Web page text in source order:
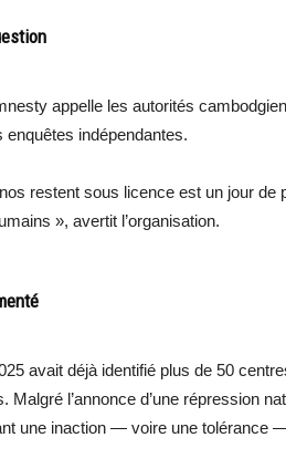
appelle les autorités
indépendantes.
restent sous licence est un jour
», avertit l’organisation.
avait déjà identifié plus de 50
Malgré l’annonce d’une répression
une inaction — voire une tolérance